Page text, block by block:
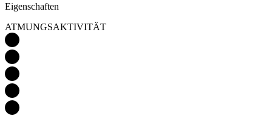
Eigenschaften
ATMUNGSAKTIVITÄT